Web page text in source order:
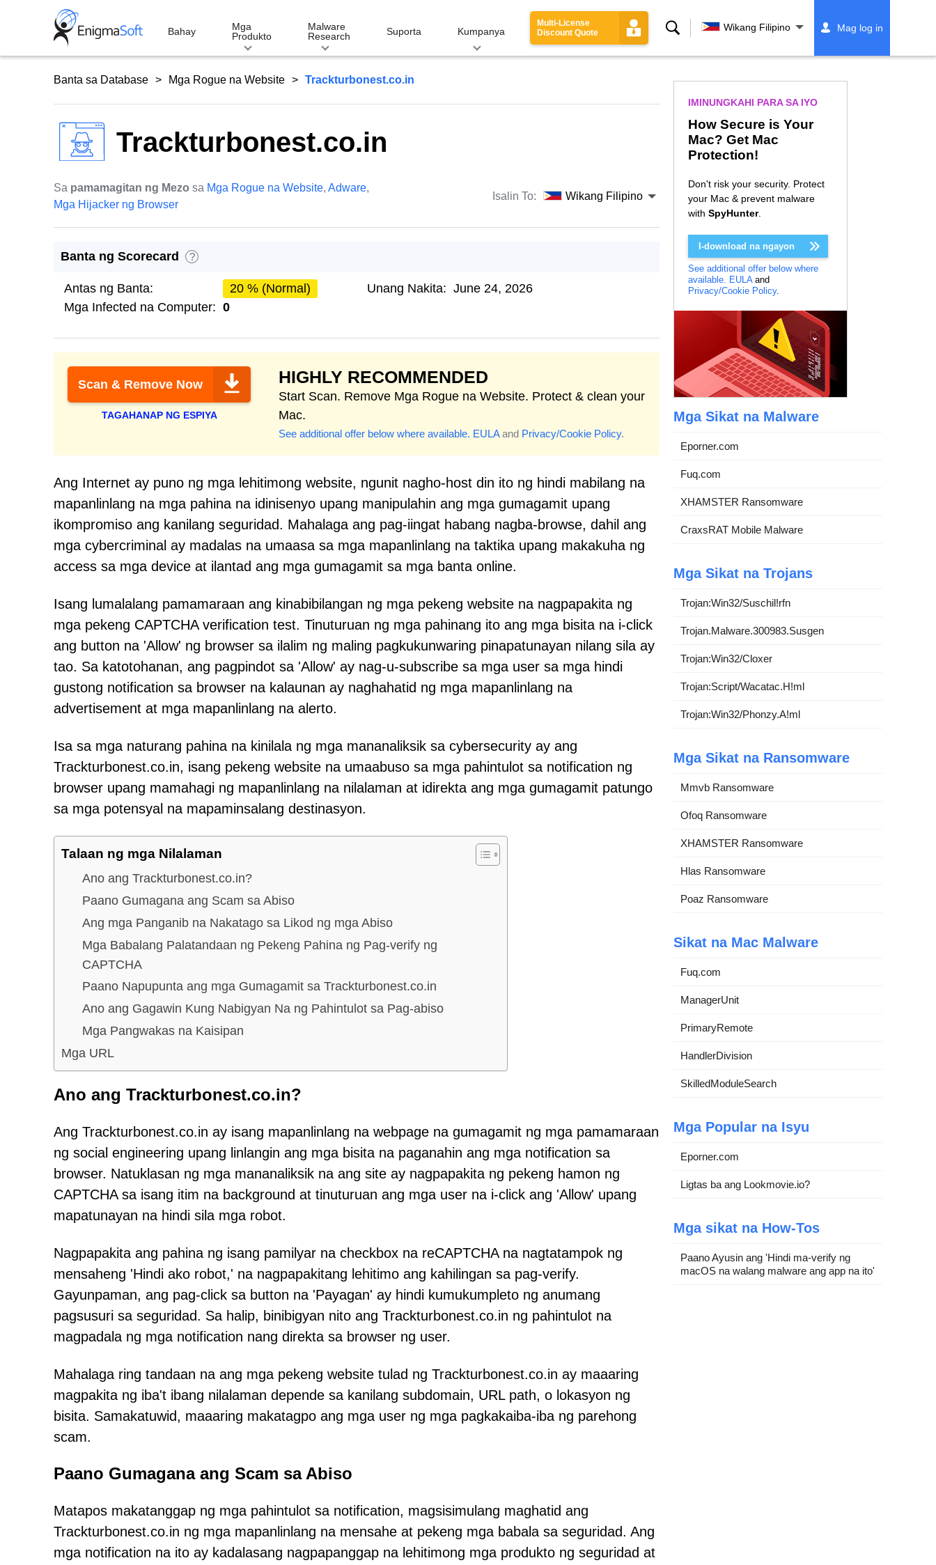
Bahay
Mga
Produkto
Malware
Research
Suporta Kumpanya
Multi-License
Discount Quote
PaghahanapWikang Filipino Mag log in
Banta sa Database Mga Rogue na Website Trackturbonest.co.in
Trackturbonest.co.in
Sa pamamagitan ng Mezo sa Mga Rogue na Website, Adware,
Mga Hijacker ng Browser
Isalin To: Wikang Filipino
Banta ng Scorecard ?
Antas ng Banta:
20 % (Normal)
Mga Infected na Computer: 0
Unang Nakita: June 24, 2026
Scan & Remove Now
TAGAHANAP NG ESPIYA
HIGHLY RECOMMENDED
Start Scan. Remove Mga Rogue na Website. Protect & clean your
Mac.
See additional offer below where available. EULAand Privacy/Cookie Policy.
Ang Internet ay puno ng mga lehitimong website, ngunit nagho-host din ito ng hindi mabilang na
mapanlinlang na mga pahina na idinisenyo upang manipulahin ang mga gumagamit upang
ikompromiso ang kanilang seguridad. Mahalaga ang pag-iingat habang nagba-browse, dahil ang
mga cybercriminal ay madalas na umaasa sa mga mapanlinlang na taktika upang makakuha ng
access sa mga device at ilantad ang mga gumagamit sa mga banta online.
Isang lumalalang pamamaraan ang kinabibilangan ng mga pekeng website na nagpapakita ng
mga pekeng CAPTCHA verification test. Tinuturuan ng mga pahinang ito ang mga bisita na i-click
ang button na 'Allow' ng browser sa ilalim ng maling pagkukunwaring pinapatunayan nilang sila ay
tao. Sa katotohanan, ang pagpindot sa 'Allow' ay nag-u-subscribe sa mga user sa mga hindi
gustong notification sa browser na kalaunan ay naghahatid ng mga mapanlinlang na
advertisement at mga mapanlinlang na alerto.
Isa sa mga naturang pahina na kinilala ng mga mananaliksik sa cybersecurity ay ang
Trackturbonest.co.in, isang pekeng website na umaabuso sa mga pahintulot sa notification ng
browser upang mamahagi ng mapanlinlang na nilalaman at idirekta ang mga gumagamit patungo
sa mga potensyal na mapaminsalang destinasyon.
Talaan ng mga Nilalaman
Ano ang Trackturbonest.co.in?
Paano Gumagana ang Scam sa Abiso
Ang mga Panganib na Nakatago sa Likod ng mga Abiso
Mga Babalang Palatandaan ng Pekeng Pahina ng Pag-verify ng
CAPTCHA
Paano Napupunta ang mga Gumagamit sa Trackturbonest.co.in
Ano ang Gagawin Kung Nabigyan Na ng Pahintulot sa Pag-abiso
Mga Pangwakas na Kaisipan
Mga URL
Ano ang Trackturbonest.co.in?
Ang Trackturbonest.co.in ay isang mapanlinlang na webpage na gumagamit ng mga pamamaraan
ng social engineering upang linlangin ang mga bisita na paganahin ang mga notification sa
browser. Natuklasan ng mga mananaliksik na ang site ay nagpapakita ng pekeng hamon ng
CAPTCHA sa isang itim na background at tinuturuan ang mga user na i-click ang 'Allow' upang
mapatunayan na hindi sila mga robot.
Nagpapakita ang pahina ng isang pamilyar na checkbox na reCAPTCHA na nagtatampok ng
mensaheng 'Hindi ako robot,' na nagpapakitang lehitimo ang kahilingan sa pag-verify.
Gayunpaman, ang pag-click sa button na 'Payagan' ay hindi kumukumpleto ng anumang
pagsusuri sa seguridad. Sa halip, binibigyan nito ang Trackturbonest.co.in ng pahintulot na
magpadala ng mga notification nang direkta sa browser ng user.
Mahalaga ring tandaan na ang mga pekeng website tulad ng Trackturbonest.co.in ay maaaring
magpakita ng iba't ibang nilalaman depende sa kanilang subdomain, URL path, o lokasyon ng
bisita. Samakatuwid, maaaring makatagpo ang mga user ng mga pagkakaiba-iba ng parehong
scam.
Paano Gumagana ang Scam sa Abiso
Matapos makatanggap ng mga pahintulot sa notification, magsisimulang maghatid ang
Trackturbonest.co.in ng mga mapanlinlang na mensahe at pekeng mga babala sa seguridad. Ang
mga notification na ito ay kadalasang nagpapanggap na lehitimong mga produkto ng seguridad at
IMINUNGKAHI PARA SA IYO
How Secure is Your
Mac? Get Mac
Protection!
Don't risk your security. Protect
your Mac & prevent malware
with SpyHunter.
I-download na ngayon
See additional offer below where
available. EULAand
Privacy/Cookie Policy.
Mga Sikat na Malware
Eporner.com
Fuq.com
XHAMSTER Ransomware
CraxsRAT Mobile Malware
Mga Sikat na Trojans
Trojan:Win32/Suschil!rfn
Trojan.Malware.300983.Susgen
Trojan:Win32/Cloxer
Trojan:Script/Wacatac.H!ml
Trojan:Win32/Phonzy.A!ml
Mga Sikat na Ransomware
Mmvb Ransomware
Ofoq Ransomware
XHAMSTER Ransomware
Hlas Ransomware
Poaz Ransomware
Sikat na Mac Malware
Fuq.com
ManagerUnit
PrimaryRemote
HandlerDivision
SkilledModuleSearch
Mga Popular na Isyu
Eporner.com
Ligtas ba ang Lookmovie.io?
Mga sikat na How-Tos
Paano Ayusin ang 'Hindi ma-verify ng
macOS na walang malware ang app na ito'